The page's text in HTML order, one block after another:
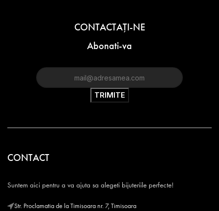
CONTACTAŢI-NE
Abonati-va
CONTACT
Suntem aici pentru a va ajuta sa alegeti bijuteriile perfecte!
Str. Proclamatia de la Timisoara nr. 7, Timisoara